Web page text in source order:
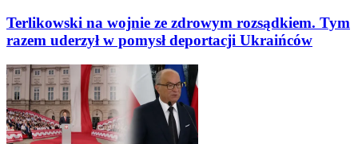
Terlikowski na wojnie ze zdrowym rozsądkiem. Tym
razem uderzył w pomysł deportacji Ukraińców